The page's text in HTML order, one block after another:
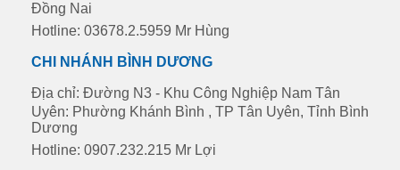
Đồng Nai
Hotline: 03678.2.5959 Mr Hùng
CHI NHÁNH BÌNH DƯƠNG
Địa chỉ: Đường N3 - Khu Công Nghiệp Nam Tân
Uyên: Phường Khánh Bình , TP Tân Uyên, Tỉnh Bình
Dương
Hotline: 0907.232.215 Mr Lợi